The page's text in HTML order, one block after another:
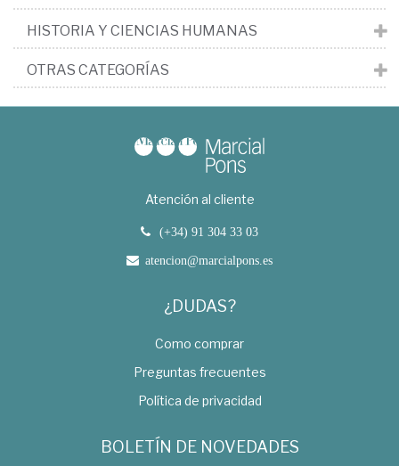
HISTORIA Y CIENCIAS HUMANAS
OTRAS CATEGORÍAS
Atención al cliente
(+34) 91 304 33 03
atencion@marcialpons.es
¿DUDAS?
Como comprar
Preguntas frecuentes
Política de privacidad
BOLETÍN DE NOVEDADES